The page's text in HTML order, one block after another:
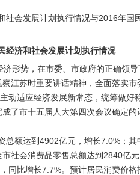
会发展计划执行情况与2016年国
经济和社会发展计划执行情况
形势，在市委、市政府的正确领
江苏时重要讲话精神，全面落实
动适应经济发展新常态，统筹做好
了市十五届人大第四次会议确定的
额达到4902亿元，增长7.0%；其
社会消费品零售总额达到2840亿
比增长7.7%。预计居民消费价格